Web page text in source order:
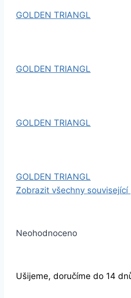
GOLDEN TRIANGL
GOLDEN TRIANGL
GOLDEN TRIANGL
GOLDEN TRIANGL
Zobrazit všechny
Neohodnoceno
Ušijeme, doručíme do 14